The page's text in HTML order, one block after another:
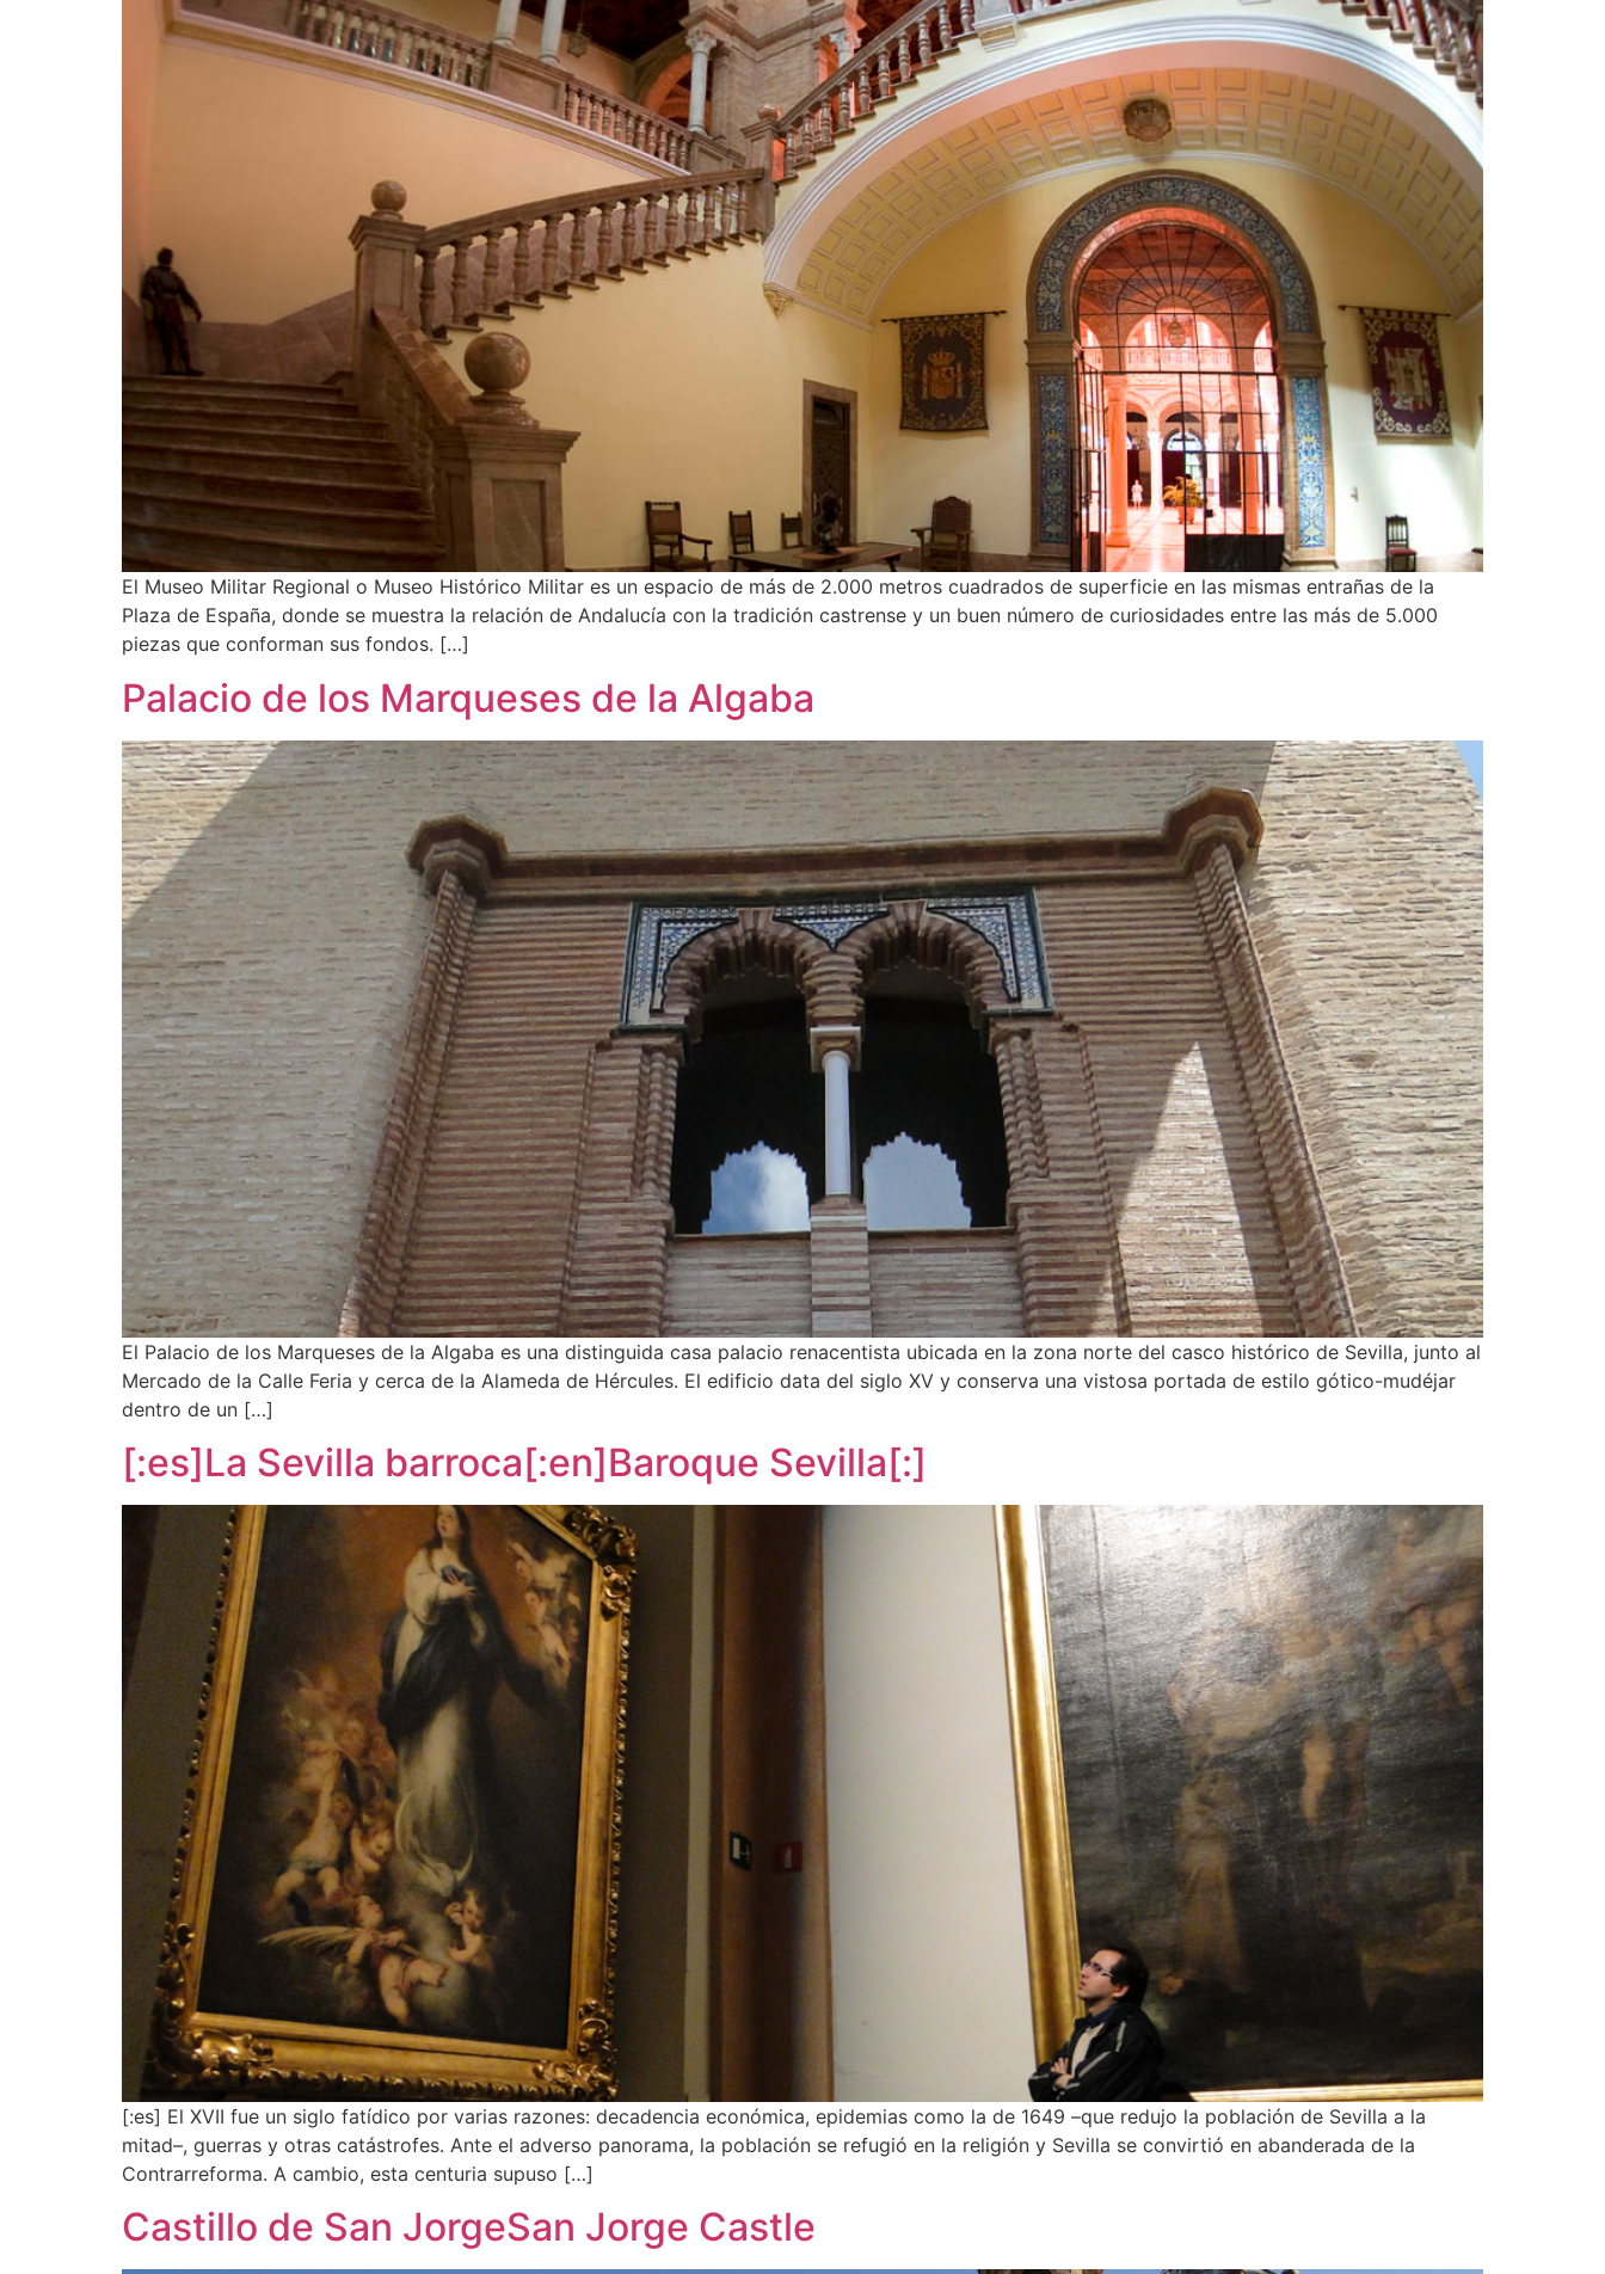
El Museo Militar Regional o Museo Histórico Militar es un espacio de más de 2.000 metros cuadrados de superficie en las mismas entrañas de la
Plaza de España, donde se muestra la relación de Andalucía con la tradición castrense y un buen número de curiosidades entre las más de 5.000
piezas que conforman sus fondos. […]
Palacio de los Marqueses de la Algaba
El Palacio de los Marqueses de la Algaba es una distinguida casa palacio renacentista ubicada en la zona norte del casco histórico de Sevilla, junto al
Mercado de la Calle Feria y cerca de la Alameda de Hércules. El edificio data del siglo XV y conserva una vistosa portada de estilo gótico-mudéjar
dentro de un […]
[:es]La Sevilla barroca[:en]Baroque Sevilla[:]
[:es] El XVII fue un siglo fatídico por varias razones: decadencia económica, epidemias como la de 1649 –que redujo la población de Sevilla a la
mitad–, guerras y otras catástrofes. Ante el adverso panorama, la población se refugió en la religión y Sevilla se convirtió en abanderada de la
Contrarreforma. A cambio, esta centuria supuso […]
Castillo de San JorgeSan Jorge Castle